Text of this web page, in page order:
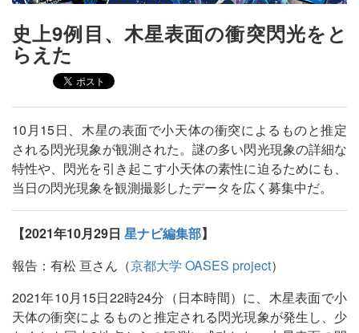
史上9例目、木星表面の衝突閃光をと
らえた
10月15日、木星の表面で小天体の衝突によるものと推定
される閃光現象が観測された。謎の多い閃光現象の詳細な
特性や、閃光を引き起こす小天体の素性に迫るためにも、
当日の閃光現象を観測撮影したデータを広く募集中だ。
【2021年10月29日 星ナビ編集部】
報告：有松 亘さん（京都大学 OASES project）
2021年10月15日22時24分（日本時間）に、木星表面で小
天体の衝突によるものと推定される閃光現象が発生し、少